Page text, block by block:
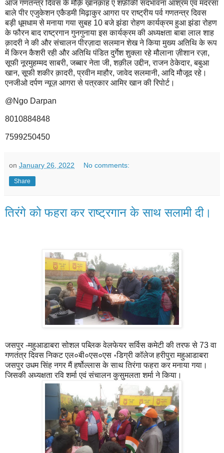
आज गणतन्त्र दिवस के मौक़े ख़ानक़ाह ए शफ़ीकी सदभावना आश्रम एवं मदरसा
बाले पीर एजुकेशन एकैडमी मिढ़ाकुर आगरा पर राष्ट्रीय पर्व गणतन्त्र दिवस
बड़ी धूमधाम से मनाया गया सुबह 10 बजे झंडा रोहण कार्यक्रम हुआ झंडा रोहण
के फौरन बाद राष्ट्रगान गुनगुनाया इस कार्यक्रम की अध्यक्षता बाबा लाल शाह
क़ादरी ने की और संचालन पीरज़ादा सलमान शेख ने किया मुख्य अतिथि के रूप
में किरन कैशरी रही और अतिथि पंडित दुर्गेश शुक्ला रहे मौलाना ज़ीशान रज़ा,
सूफी नूरमुहम्मद साबरी, जब्बार नेता जी, शक़ील उद्दीन, राजन ठेकेदार, बबुआ
खान, सूफी शकीर क़ादरी, प्रवीन माहौर, जावेद सलमानी, आदि मौजूद रहे।
एनजीओ दर्पण न्यूज़ आगरा से पत्रकार आमिर खान की रिपोर्ट।
@Ngo Darpan
8010884848
7599250450
on January 26, 2022 No comments:
Share
तिरंगे को फहरा कर राष्ट्रगान के साथ सलामी दी।
जसपुर -महुआडाबरा सोशल पब्लिक वेलफेयर सर्विस कमेटी की तरफ से 73 वा
गणतंत्र दिवस निकट एल०बी०एस०एस ॰डिग्री कॉलेज हरीपुरा महुआडाबरा
जसपुर उधम सिंह नगर मैं हर्षोल्लास के साथ तिरंगा फहरा कर मनाया गया।
जिसकी अध्यक्षता रवि शर्मा एवं संचालन कुसुमलता शर्मा ने किया।